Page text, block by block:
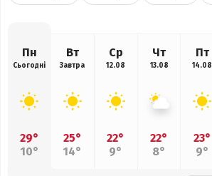
Пн
Сьогодні
29°
10°
Вт
Завтра
25°
14°
Ср
12.08
22°
9°
Чт
13.08
22°
8°
Пт
14.08
23°
9°